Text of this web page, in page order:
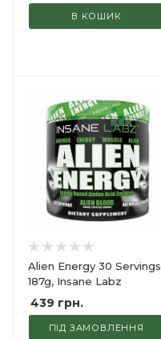
В КОШИК
Alien Energy 30 Servings
187g, Insane Labz
439 грн.
ПІД ЗАМОВЛЕННЯ